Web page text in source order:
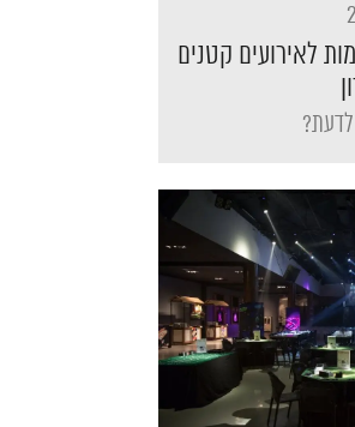
לאירועים קטנים